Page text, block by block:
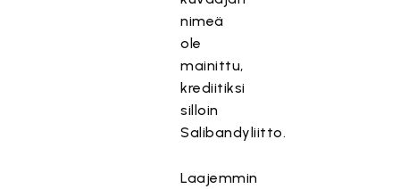
nimeä
ole
mainittu,
krediitiksi
silloin
Salibandyliitto.
Laajemmin